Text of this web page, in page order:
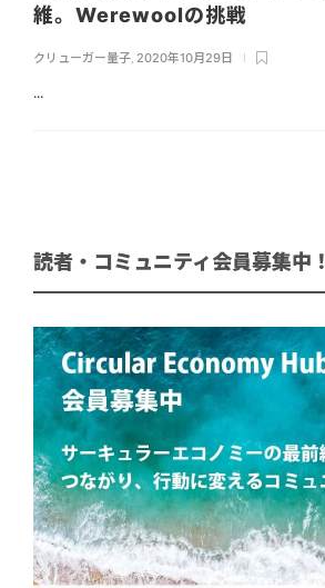
維。Werewoolの挑戦
クリューガー量子 2020年10月29日
...
読者・コミュニティ会員募集中！